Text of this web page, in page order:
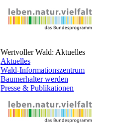
Wertvoller Wald: Aktuelles
Aktuelles
Wald-Informationszentrum
Baumerhalter werden
Presse & Publikationen